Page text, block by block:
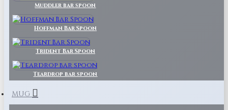
Muddler bar spoon
Hoffman Bar Spoon
Trident Bar Spoon
Teardrop bar spoon
MUG